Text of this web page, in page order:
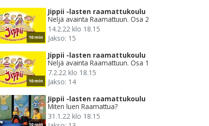
10 min
Jippii -lasten raamattukoulu
Neljä avainta Raamattuun. Osa 2
14.2.22 klo 18.15
Jakso: 15
10 min
Jippii -lasten raamattukoulu
Neljä avainta Raamattuun. Osa 1
7.2.22 klo 18.15
Jakso: 14
10 min
Jippii -lasten raamattukoulu
Miten luen Raamattua?
31.1.22 klo 18.15